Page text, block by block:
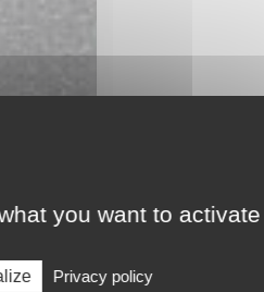
you want to activate
Privacy policy